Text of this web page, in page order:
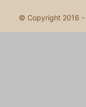
© Copyright 2016 -